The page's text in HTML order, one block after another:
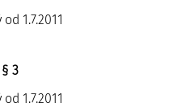
1.7.2011
§ 3
1.7.2011